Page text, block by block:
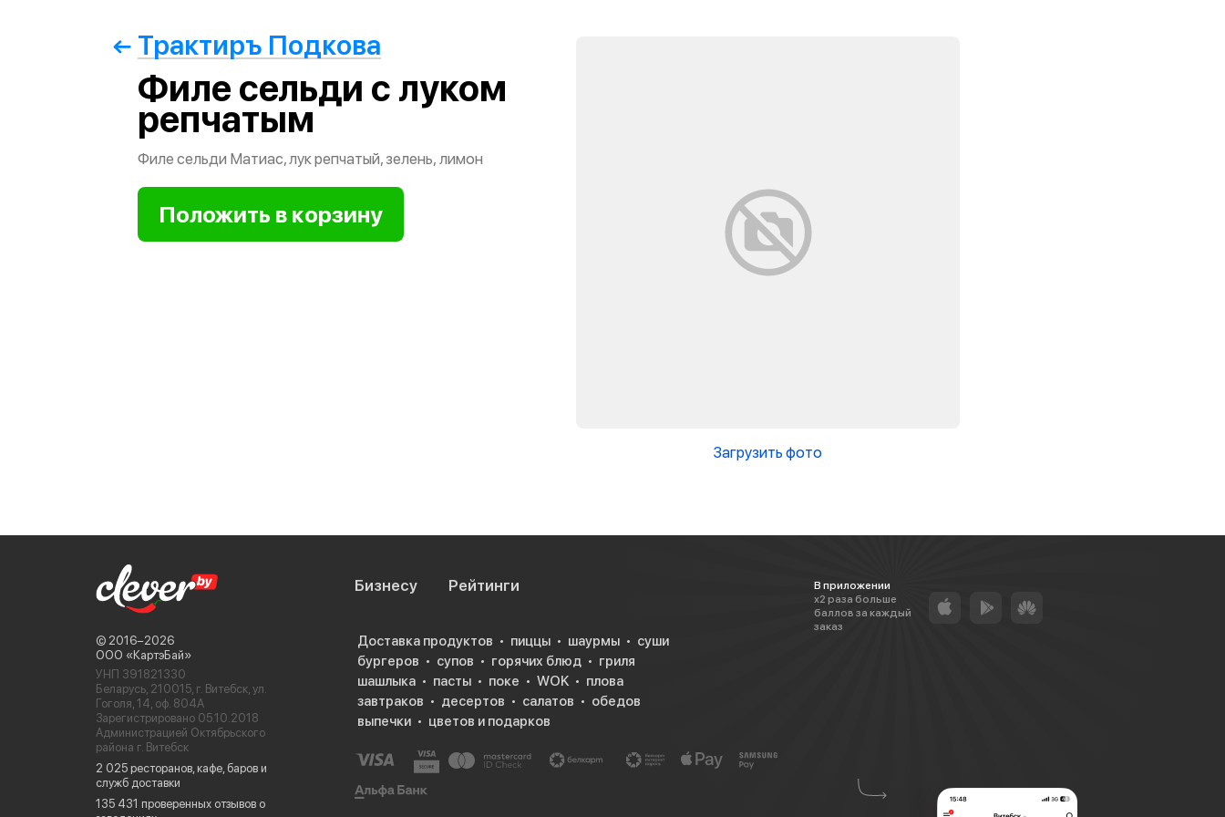
Трактиръ Подкова
Филе сельди с луком
репчатым
Филе сельди Матиас, лук репчатый, зелень, лимон
Загрузить фото
© 2016−2026
ООО «КартэБай»
УНП 391821330
Беларусь, 210015, г. Витебск, ул.
Гоголя, 14, оф. 804А
Зарегистрировано 05.10.2018
Администрацией Октябрьского
района г. Витебск
2 025 ресторанов, кафе, баров и
служб доставки
135 431 проверенных отзывов о
Бизнесу Рейтинги
В приложении
х2 раза больше
баллов за каждый
заказ
Доставка продуктов пиццы шаурмы
суши
бургеров
супов горячих блюд
гриля
шашлыка
пасты поке WOK
плова
завтраков
десертов салатов
обедов
выпечки
цветов и подарков